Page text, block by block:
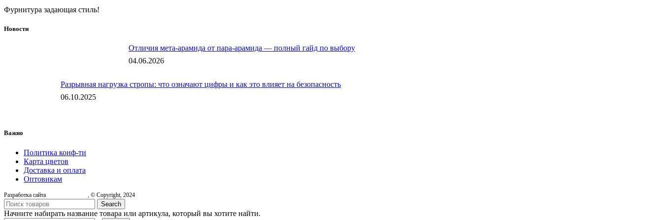
Фурнитура задающая стиль!
Новости
Отличия мета-арамида от пара-арамида — полный гайд по выбору
04.06.2026
Разрывная нагрузка стропы: что означают цифры и как это влияет на безопасность
06.10.2025
Важно
Политика конф-ти
Карта цветов
Доставка и оплата
Оптовикам
Разработка сайта , © Copyright, 2024
Search
Начните набирать название товара или артикула, который вы хотите найти.